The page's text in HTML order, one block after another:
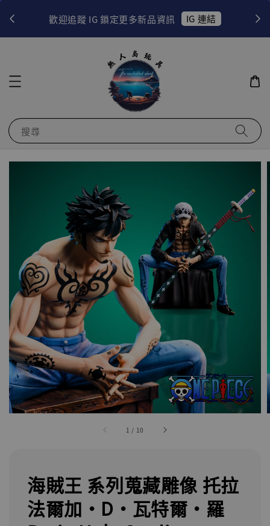
歡迎追蹤 IG 鎖定更多新品資訊 IG 連結
搜尋
1 / 10
海賊王 系列蒐藏雕像 托拉
法爾加·D·瓦特爾·羅